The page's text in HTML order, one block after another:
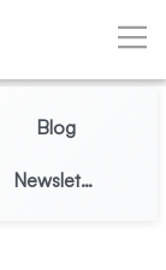
Blog
Newsletter